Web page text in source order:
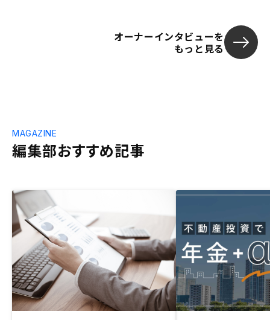
オーナーインタビューを
もっと見る
編集部おすすめ記事
MAGAZINE